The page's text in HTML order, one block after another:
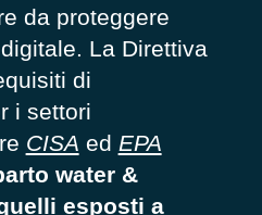
da proteggere
La Direttiva
di
i settori
CISA ed EPA
water &
esposti a